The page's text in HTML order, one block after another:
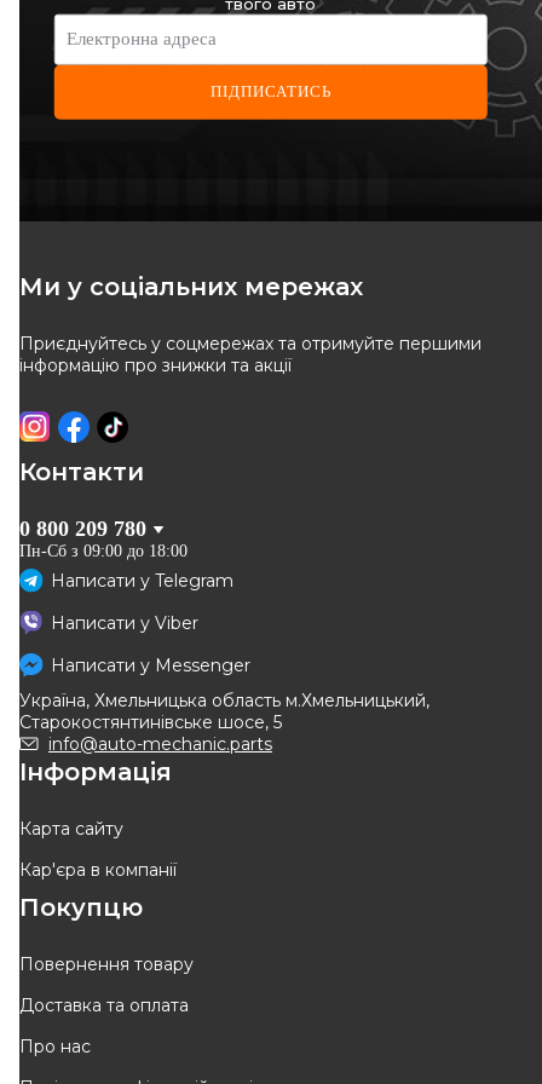
датчиком
818 грн
КУПИТИ
-10%
Kangoo 97-08 (Bosch) (з
855 грн
КУПИТИ
-10 %
BREMSI
Гальмівні колодки пер.
Kangoo 97-08 (Bosch)
Код: BP2749
950 грн
855 грн
КУПИТИ
Відправка
1 037 грн
- 10 %
OPTIMAL
Електронна адреса
ПІДПИСАТИСЬ
Ми у соціальних мережах
Приєднуйтесь у соцмережах та отримуйте першими
інформацію про знижки та акції
Контакти
0 800 209 780
Пн-Сб з 09:00 до 18:00
Написати у Telegram
Написати у Viber
Написати у Messenger
Україна, Хмельницька область м.Хмельницький,
Старокостянтинівське шосе, 5
info@auto-mechanic.parts
Інформація
Карта сайту
Кар'єра в компанії
Покупцю
Повернення товару
Доставка та оплата
Про нас